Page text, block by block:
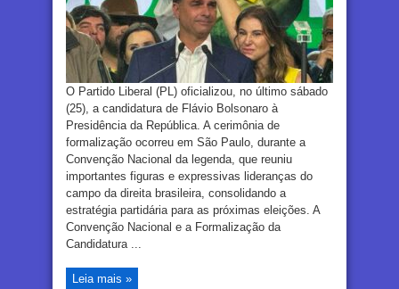
O Partido Liberal (PL) oficializou, no último sábado
(25), a candidatura de Flávio Bolsonaro à
Presidência da República. A cerimônia de
formalização ocorreu em São Paulo, durante a
Convenção Nacional da legenda, que reuniu
importantes figuras e expressivas lideranças do
campo da direita brasileira, consolidando a
estratégia partidária para as próximas eleições. A
Convenção Nacional e a Formalização da
Candidatura ...
Leia mais »